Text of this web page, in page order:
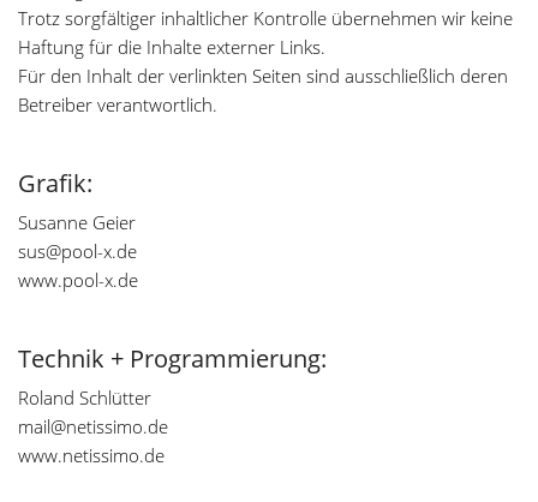
Trotz sorgfältiger inhaltlicher Kontrolle übernehmen wir keine
Haftung für die Inhalte externer Links.
Für den Inhalt der verlinkten Seiten sind ausschließlich deren
Betreiber verantwortlich.
Grafik:
Susanne Geier
sus@pool-x.de
www.pool-x.de
Technik + Programmierung:
Roland Schlütter
mail@netissimo.de
www.netissimo.de